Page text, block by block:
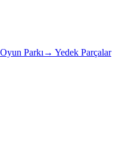
Parkı→ Yedek Parçalar